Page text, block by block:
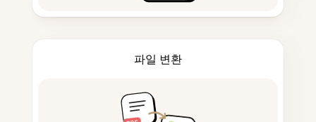
파일 변환